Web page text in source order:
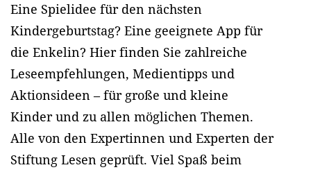
Eine Spielidee für den nächsten
Kindergeburtstag? Eine geeignete App für
die Enkelin? Hier finden Sie zahlreiche
Leseempfehlungen, Medientipps und
Aktionsideen – für große und kleine
Kinder und zu allen möglichen Themen.
Alle von den Expertinnen und Experten der
Stiftung Lesen geprüft. Viel Spaß beim